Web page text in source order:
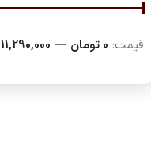
قیمت: 0 تومان — 11,290,000 تومان